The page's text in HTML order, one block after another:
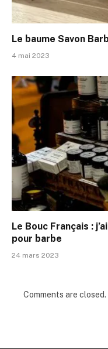
Le baume Savon
4 mai 2023
Le Bouc Français :
pour barbe
24 mars 2023
Comments are closed.